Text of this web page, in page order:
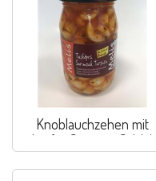
Knoblauchzehen mit
scharfer Sauce in Salzlake